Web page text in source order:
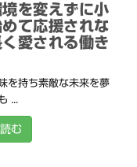
を変えずに小
て応援されな
愛される働き
を持ち素敵な未来を夢
...
む